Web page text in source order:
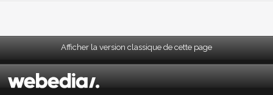
Afficher la version classique de cette page